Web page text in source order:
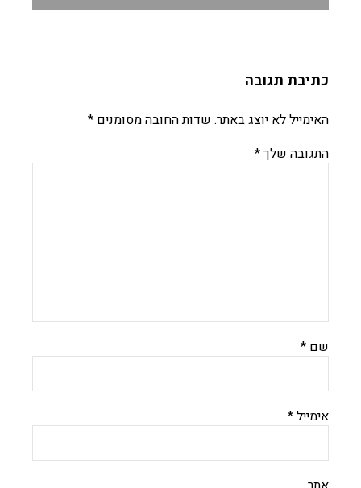
כתיבת תגובה
האימייל לא יוצג באתר. שדות החובה מסומנים *
התגובה שלך*
שם *
אימייל*